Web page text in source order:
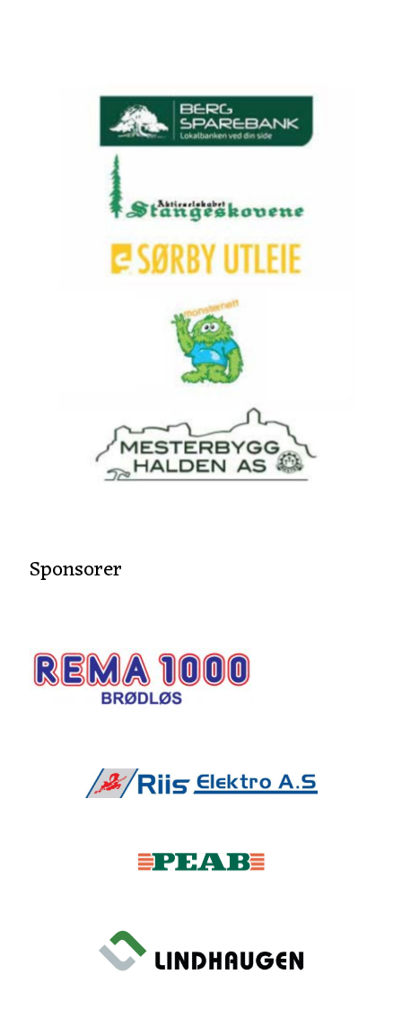
Sponsorer